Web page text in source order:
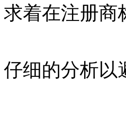
求着在注册商
仔细的分析以